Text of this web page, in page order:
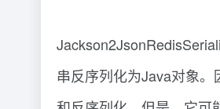
串反序列化为Java对象